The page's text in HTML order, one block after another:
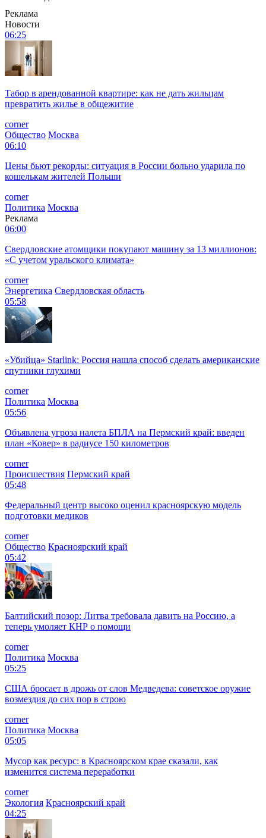
Реклама
Новости
06:25
Табор в арендованной квартире: как не дать жильцам
превратить жилье в общежитие
corner
Общество Москва
06:10
Цены бьют рекорды: ситуация в России больно ударила по
кошелькам жителей Польши
corner
Политика Москва
Реклама
06:00
Свердловские атомщики покупают машину за 13 миллионов:
«С учетом уральского климата»
corner
Энергетика Свердловская область
05:58
«Убийца» Starlink: Россия нашла способ сделать американские
спутники глухими
corner
Политика Москва
05:56
Объявлена угроза налета БПЛА на Пермский край: введен
план «Ковер» в радиусе 150 километров
corner
Происшествия Пермский край
05:48
Федеральный центр высоко оценил красноярскую модель
подготовки медиков
corner
Общество Красноярский край
05:42
Балтийский позор: Литва требовала давить на Россию, а
теперь умоляет КНР о помощи
corner
Политика Москва
05:25
США бросает в дрожь от слов Медведева: советское оружие
возмездия до сих пор в строю
corner
Политика Москва
05:05
Мусор как ресурс: в Красноярском крае сказали, как
изменится система переработки
corner
Экология Красноярский край
04:25